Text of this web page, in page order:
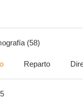
Becomes a Hero
(58)
Reparto